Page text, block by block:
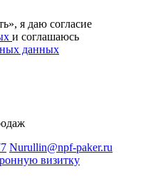
я даю согласие
и соглашаюсь
данных
Nurullin@npf-paker.ru
визитку